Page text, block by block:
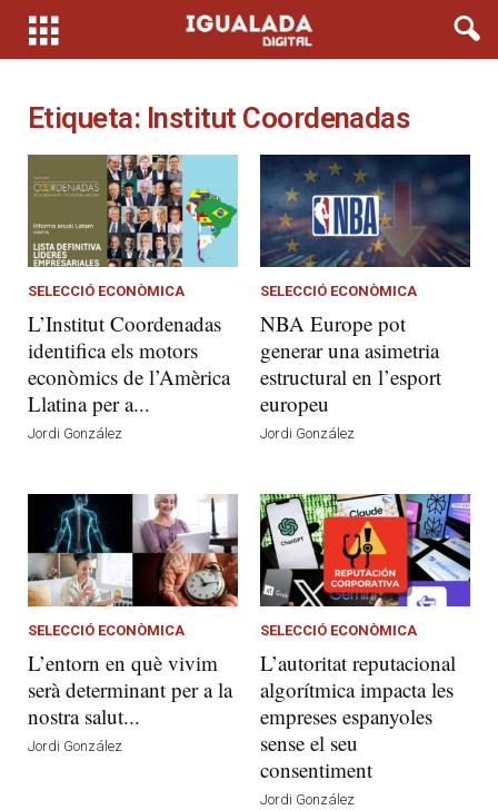
Etiqueta: Institut Coordenadas
SELECCIÓ ECONÒMICA
L’Institut Coordenadas
identifica els motors
econòmics de l’Amèrica
Llatina per a...
Jordi González
SELECCIÓ ECONÒMICA
NBA Europe pot
generar una asimetria
estructural en l’esport
europeu
Jordi González
SELECCIÓ ECONÒMICA
L’entorn en què vivim
serà determinant per a la
nostra salut...
Jordi González
SELECCIÓ ECONÒMICA
L’autoritat reputacional
algorítmica impacta les
empreses espanyoles
sense el seu
consentiment
Jordi González